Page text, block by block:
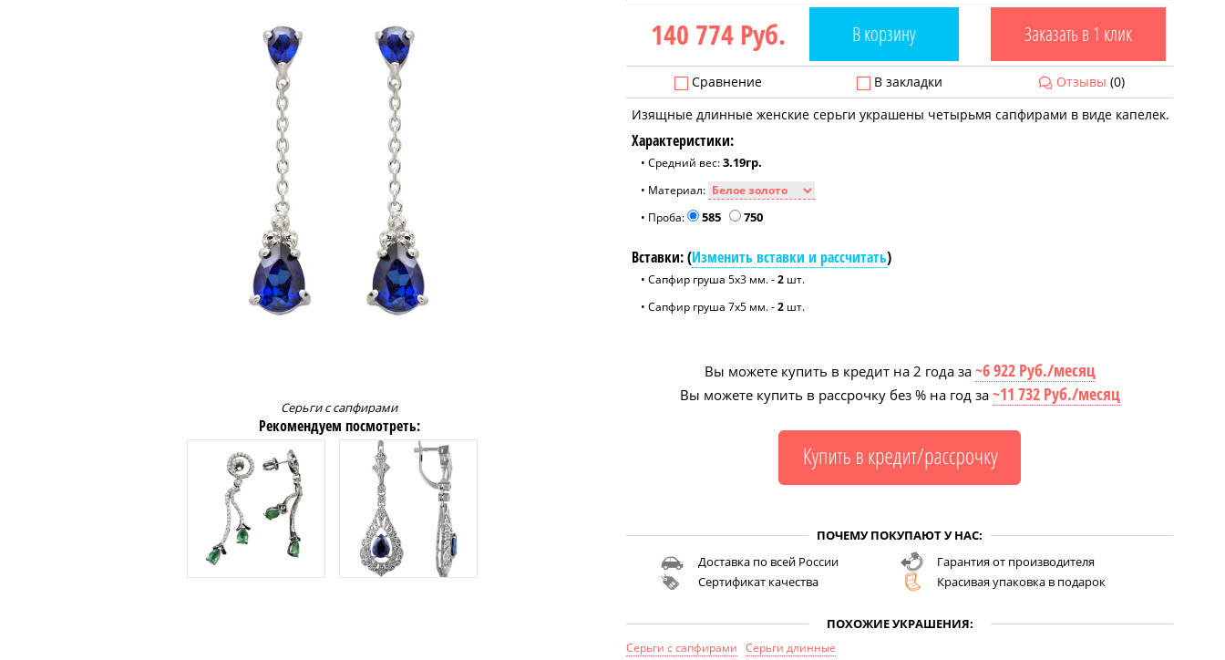
Серьги с сапфирами
Рекомендуем посмотреть:
140 774 Руб. В корзину Заказать в 1 клик
Сравнение В закладки Отзывы (0)
Изящные длинные женские серьги украшены четырьмя сапфирами в виде капелек.
Характеристики:
• Средний вес:3.19гр.
• Материал:
• Проба:
585 750
Вставки: (Изменить вставки и рассчитать)
• Сапфир груша 5x3 мм. -2 шт.
• Сапфир груша 7x5 мм. -2 шт.
Вы можете купить в кредит на 2 года за ~6 922 Руб./месяц
Вы можете купить в рассрочку без % на год за ~11 732 Руб./месяц
ПОЧЕМУ ПОКУПАЮТ У НАС:
Доставка по всей России
Гарантия от производителя
Сертификат качества
Красивая упаковка в подарок
ПОХОЖИЕ УКРАШЕНИЯ:
Серьги с сапфирами Серьги длинные